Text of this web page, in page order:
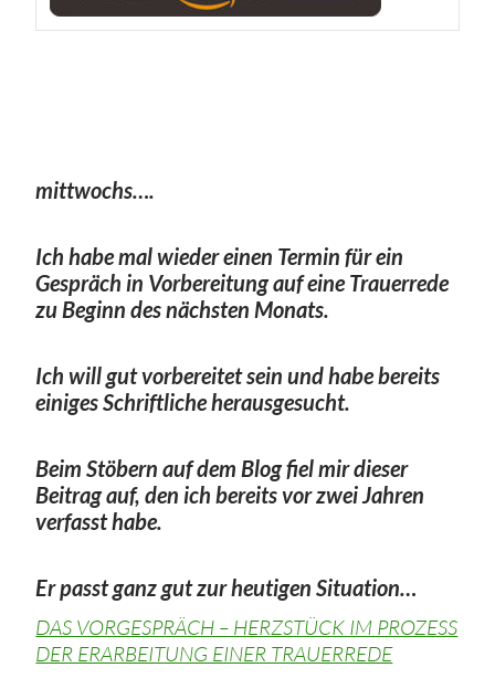
mittwochs….
Ich habe mal wieder einen Termin für ein
Gespräch in Vorbereitung auf eine Trauerrede
zu Beginn des nächsten Monats.
Ich will gut vorbereitet sein und habe bereits
einiges Schriftliche herausgesucht.
Beim Stöbern auf dem Blog fiel mir dieser
Beitrag auf, den ich bereits vor zwei Jahren
verfasst habe.
Er passt ganz gut zur heutigen Situation…
DAS VORGESPRÄCH – HERZSTÜCK IM PROZESS
DER ERARBEITUNG EINER TRAUERREDE